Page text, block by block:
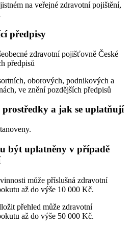
na veřejné zdravotní pojištění,
předpisy
zdravotní pojišťovně České
předpisů
oborových, podnikových a
ve znění pozdějších předpisů
prostředky a jak se uplatňují
být uplatněny v případě
může příslušná zdravotní
až do výše 10 000 Kč.
přehled může zdravotní
až do výše 50 000 Kč.